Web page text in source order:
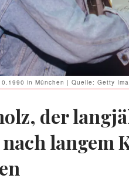
in München | Quelle: Getty
der
langem